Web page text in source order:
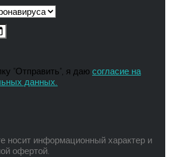
"Отправить", я даю согласие на
данных.
носит информационный характер и
офертой.